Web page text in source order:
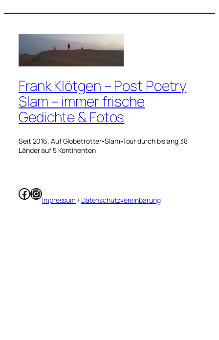
Frank Klötgen – Post Poetry
Slam – immer frische
Gedichte & Fotos
Seit 2016. Auf Globetrotter-Slam-Tour durch bislang 38
Länder auf 5 Kontinenten
Facebook
Instagram
Impressum / Datenschutzvereinbarung